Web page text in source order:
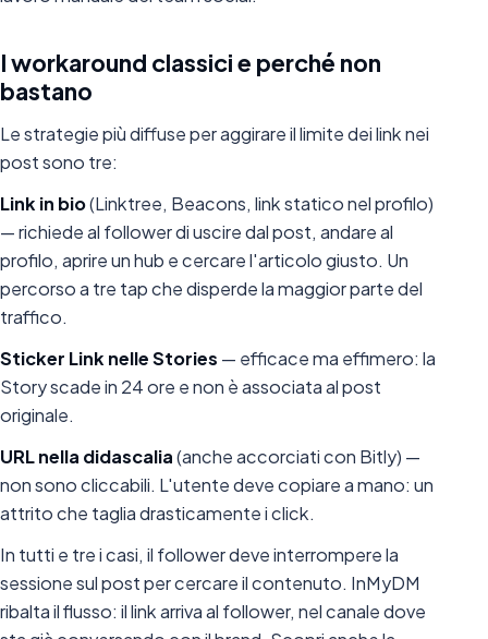
I workaround classici e perché non
bastano
Le strategie più diffuse per aggirare il limite dei link nei
post sono tre:
Link in bio(Linktree, Beacons, link statico nel profilo)
— richiede al follower di uscire dal post, andare al
profilo, aprire un hub e cercare l'articolo giusto. Un
percorso a tre tap che disperde la maggior parte del
traffico.
Sticker Link nelle Stories — efficace ma effimero: la
Story scade in 24 ore e non è associata al post
originale.
URL nella didascalia(anche accorciati con Bitly) —
non sono cliccabili. L'utente deve copiare a mano: un
attrito che taglia drasticamente i click.
In tutti e tre i casi, il follower deve interrompere la
sessione sul post per cercare il contenuto. InMyDM
ribalta il flusso: il link arriva al follower, nel canale dove